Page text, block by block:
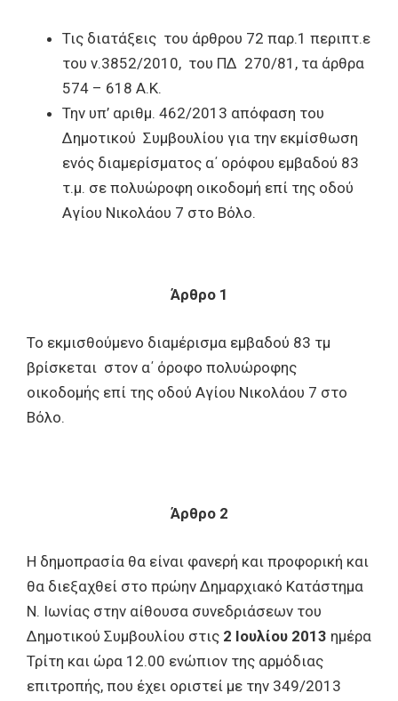
Τις διατάξεις του άρθρου 72 παρ.1 περιπτ.ε
του ν.3852/2010, του ΠΔ 270/81, τα άρθρα
574 – 618 Α.Κ.
Την υπ’ αριθμ. 462/2013 απόφαση του
Δημοτικού Συμβουλίου για την εκμίσθωση
ενός διαμερίσματος α΄ ορόφου εμβαδού 83
τ.μ. σε πολυώροφη οικοδομή επί της οδού
Αγίου Νικολάου 7 στο Βόλο.
Άρθρο 1
Το εκμισθούμενο διαμέρισμα εμβαδού 83 τμ
βρίσκεται στον α΄ όροφο πολυώροφης
οικοδομής επί της οδού Αγίου Νικολάου 7 στο
Βόλο.
Άρθρο 2
Η δημοπρασία θα είναι φανερή και προφορική και
θα διεξαχθεί στο πρώην Δημαρχιακό Κατάστημα
Ν. Ιωνίας στην αίθουσα συνεδριάσεων του
Δημοτικού Συμβουλίου στις 2 Ιουλίου 2013 ημέρα
Τρίτη και ώρα 12.00 ενώπιον της αρμόδιας
επιτροπής, που έχει οριστεί με την 349/2013